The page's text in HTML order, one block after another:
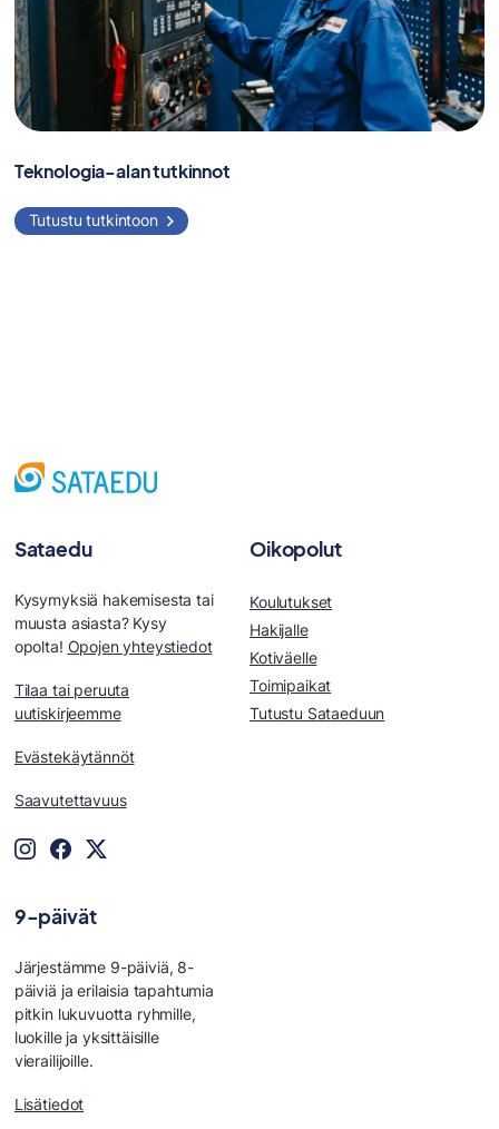
Teknologia-alan tutkinnot
Tutustu tutkintoon
Sataedu
Kysymyksiä hakemisesta tai
muusta asiasta? Kysy
opolta! Opojen yhteystiedot
Tilaa tai peruuta
uutiskirjeemme
Evästekäytännöt
Saavutettavuus
Oikopolut
Koulutukset
Hakijalle
Kotiväelle
Toimipaikat
Tutustu Sataeduun
9-päivät
Järjestämme 9-päiviä, 8-
päiviä ja erilaisia tapahtumia
pitkin lukuvuotta ryhmille,
luokille ja yksittäisille
vierailijoille.
Lisätiedot